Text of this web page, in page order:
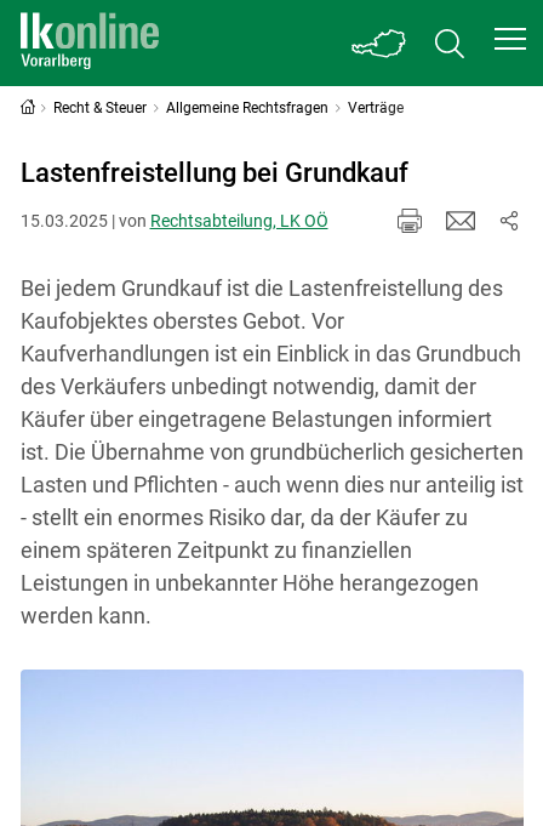
Recht & Steuer Allgemeine Rechtsfragen Verträge
Lastenfreistellung bei Grundkauf
15.03.2025 | von Rechtsabteilung, LK OÖ
Bei jedem Grundkauf ist die Lastenfreistellung des
Kaufobjektes oberstes Gebot. Vor
Kaufverhandlungen ist ein Einblick in das Grundbuch
des Verkäufers unbedingt notwendig, damit der
Käufer über eingetragene Belastungen informiert
ist. Die Übernahme von grundbücherlich gesicherten
Lasten und Pflichten - auch wenn dies nur anteilig ist
- stellt ein enormes Risiko dar, da der Käufer zu
einem späteren Zeitpunkt zu finanziellen
Leistungen in unbekannter Höhe herangezogen
werden kann.